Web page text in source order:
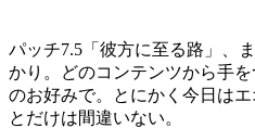
パッチ7.5「彼方に至る路」、
かり。どのコンテンツから手
のお好みで。とにかく今日は
とだけは間違いない。